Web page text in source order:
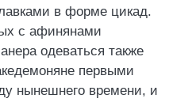
в форме цикад.
с афинянами
одеваться также
первыми
нынешнего времени, и